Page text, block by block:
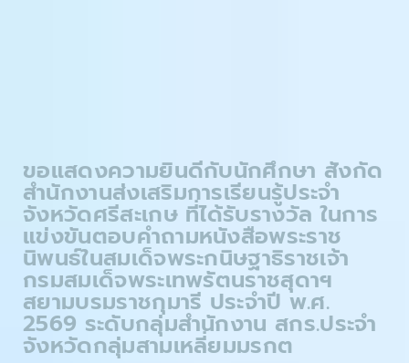
ขอแสดงความยินดีกับนักศึกษา สังกัด
สำนักงานส่งเสริมการเรียนรู้ประจำ
จังหวัดศรีสะเกษ ที่ได้รับรางวัล ในการ
แข่งขันตอบคำถามหนังสือพระราช
นิพนธ์ในสมเด็จพระกนิษฐาธิราชเจ้า
กรมสมเด็จพระเทพรัตนราชสุดาฯ
สยามบรมราชกุมารี ประจำปี พ.ศ.
2569 ระดับกลุ่มสำนักงาน สกร.ประจำ
จังหวัดกลุ่มสามเหลี่ยมมรกต